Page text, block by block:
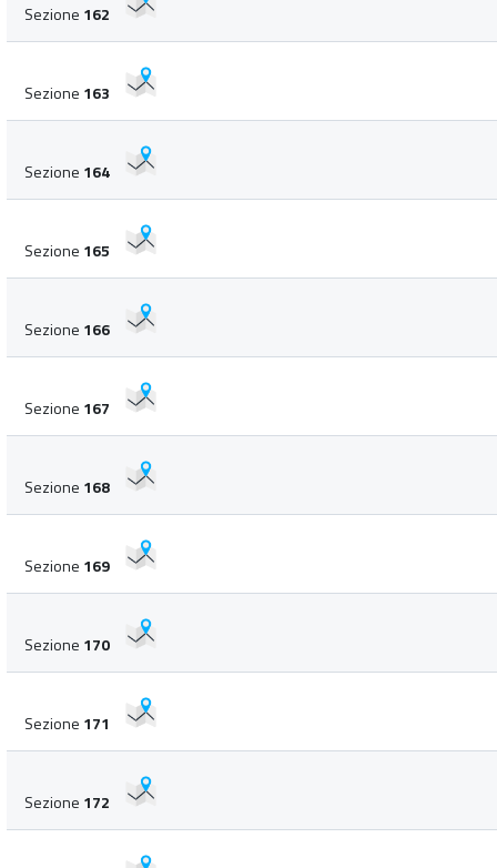
Sezione 162
Sezione 163
Sezione 164
Sezione 165
Sezione 166
Sezione 167
Sezione 168
Sezione 169
Sezione 170
Sezione 171
Sezione 172